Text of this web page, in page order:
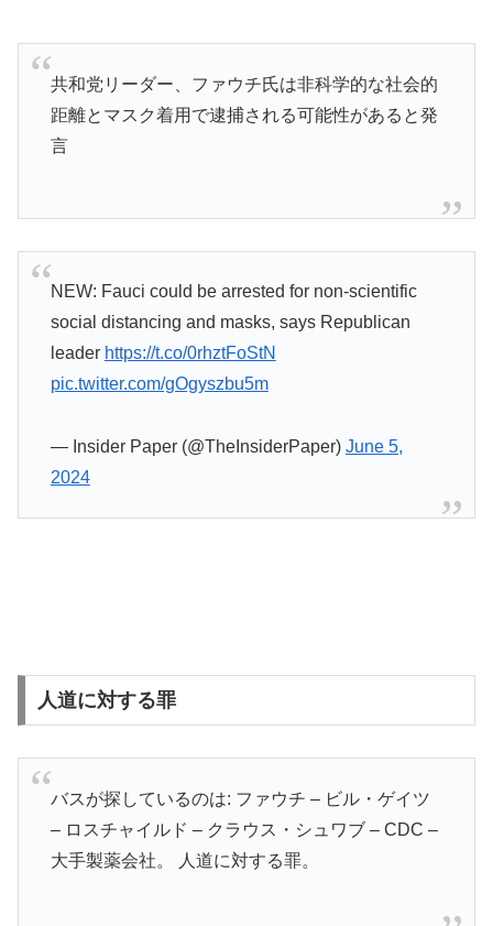
共和党リーダー、ファウチ氏は非科学的な社会的
距離とマスク着用で逮捕される可能性があると発
言
NEW: Fauci could be arrested for non-scientific
social distancing and masks, says Republican
leader https://t.co/0rhztFoStN
pic.twitter.com/gOgyszbu5m
— Insider Paper (@TheInsiderPaper) June 5,
2024
人道に対する罪
バスが探しているのは: ファウチ – ビル・ゲイツ
– ロスチャイルド – クラウス・シュワブ – CDC –
大手製薬会社。 人道に対する罪。